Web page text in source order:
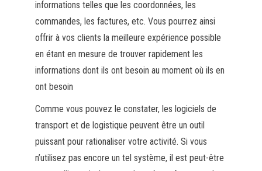
informations telles que les coordonnées, les
commandes, les factures, etc. Vous pourrez ainsi
offrir à vos clients la meilleure expérience possible
en étant en mesure de trouver rapidement les
informations dont ils ont besoin au moment où ils en
ont besoin
Comme vous pouvez le constater, les logiciels de
transport et de logistique peuvent être un outil
puissant pour rationaliser votre activité. Si vous
n’utilisez pas encore un tel système, il est peut-être